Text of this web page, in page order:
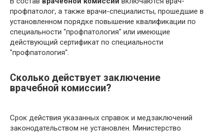
профпатолог, а также врачи-специалисты, прошедшие в
установленном порядке повышение квалификации по
специальности "профпатология" или имеющие
действующий сертификат по специальности
"профпатология".
Сколько действует заключение
врачебной комиссии?
Срок действия указанных справок и медзаключений
законодательством не установлен. Министерство